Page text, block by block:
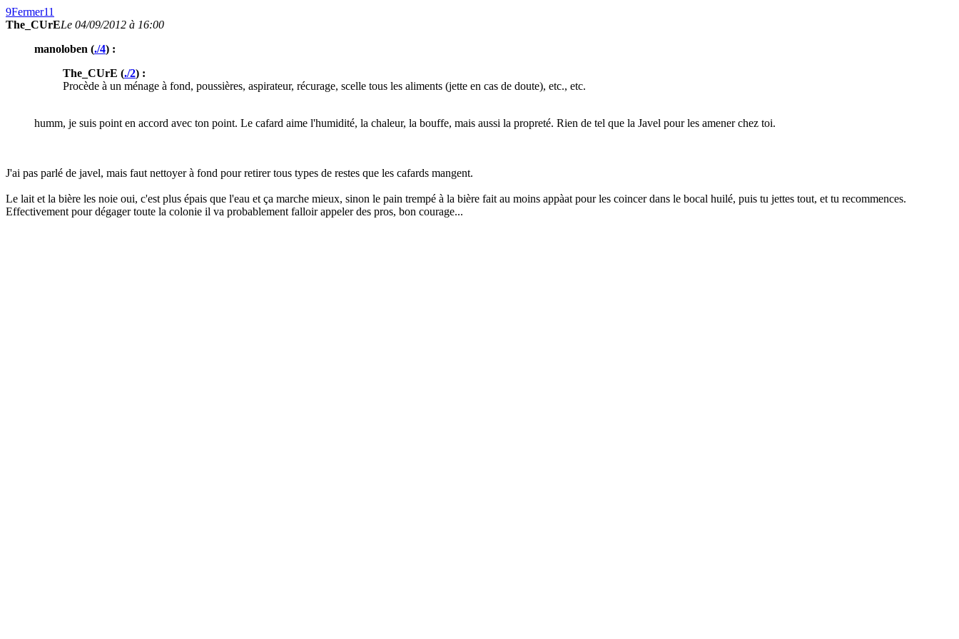
9Fermer11
The_CUrELe 04/09/2012 à 16:00
manoloben (./4) :
The_CUrE (./2) :
Procède à un ménage à fond, poussières, aspirateur, récurage, scelle tous les aliments (jette en cas de doute), etc., etc.
humm, je suis point en accord avec ton point. Le cafard aime l'humidité, la chaleur, la bouffe, mais aussi la propreté. Rien de tel que la Javel pour les amener chez toi.
J'ai pas parlé de javel, mais faut nettoyer à fond pour retirer tous types de restes que les cafards mangent.
Le lait et la bière les noie oui, c'est plus épais que l'eau et ça marche mieux, sinon le pain trempé à la bière fait au moins appàat pour les coincer dans le bocal huilé, puis tu jettes tout, et tu recommences.
Effectivement pour dégager toute la colonie il va probablement falloir appeler des pros, bon courage...